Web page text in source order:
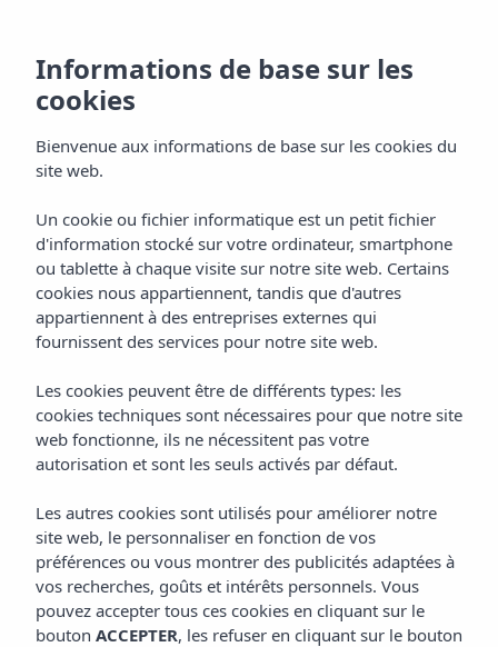
Location
Hôtel Vibra Vila
EMPLACEMENT
Emplacement
Informations de base sur les
cookies
Bienvenue aux informations de base sur les cookies du
site web.
Un cookie ou fichier informatique est un petit fichier
d'information stocké sur votre ordinateur, smartphone
ou tablette à chaque visite sur notre site web. Certains
cookies nous appartiennent, tandis que d'autres
appartiennent à des entreprises externes qui
fournissent des services pour notre site web.
Les cookies peuvent être de différents types: les
cookies techniques sont nécessaires pour que notre site
web fonctionne, ils ne nécessitent pas votre
autorisation et sont les seuls activés par défaut.
Les autres cookies sont utilisés pour améliorer notre
site web, le personnaliser en fonction de vos
préférences ou vous montrer des publicités adaptées à
vos recherches, goûts et intérêts personnels. Vous
pouvez accepter tous ces cookies en cliquant sur le
bouton ACCEPTER, les refuser en cliquant sur le bouton